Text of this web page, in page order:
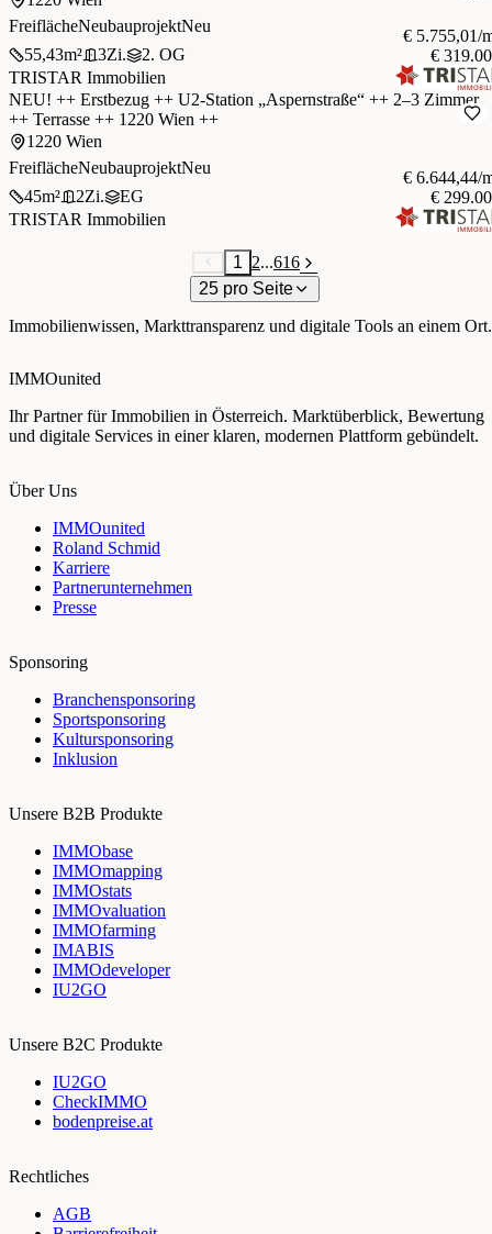
FreiflächeNeubauprojektNeu
55,43m² 3Zi. 2. OG
€ 5.755,01/
€
TRISTAR Immobilien
NEU! ++ Erstbezug ++ U2-Station „Aspernstraße“ ++ 2–3 Zimmer
++ Terrasse ++ 1220 Wien ++
1220 Wien
FreiflächeNeubauprojektNeu
45m² 2Zi. EG
€ 6.644,44/
€
TRISTAR Immobilien
1 2...616
25 pro Seite
Immobilienwissen, Markttransparenz und digitale Tools an einem Ort.
IMMOunited
Ihr Partner für Immobilien in Österreich. Marktüberblick, Bewertung
und digitale Services in einer klaren, modernen Plattform gebündelt.
Über Uns
IMMOunited
Roland Schmid
Karriere
Partnerunternehmen
Presse
Sponsoring
Branchensponsoring
Sportsponsoring
Kultursponsoring
Inklusion
Unsere B2B Produkte
IMMObase
IMMOmapping
IMMOstats
IMMOvaluation
IMMOfarming
IMABIS
IMMOdeveloper
IU2GO
Unsere B2C Produkte
IU2GO
CheckIMMO
bodenpreise.at
Rechtliches
AGB